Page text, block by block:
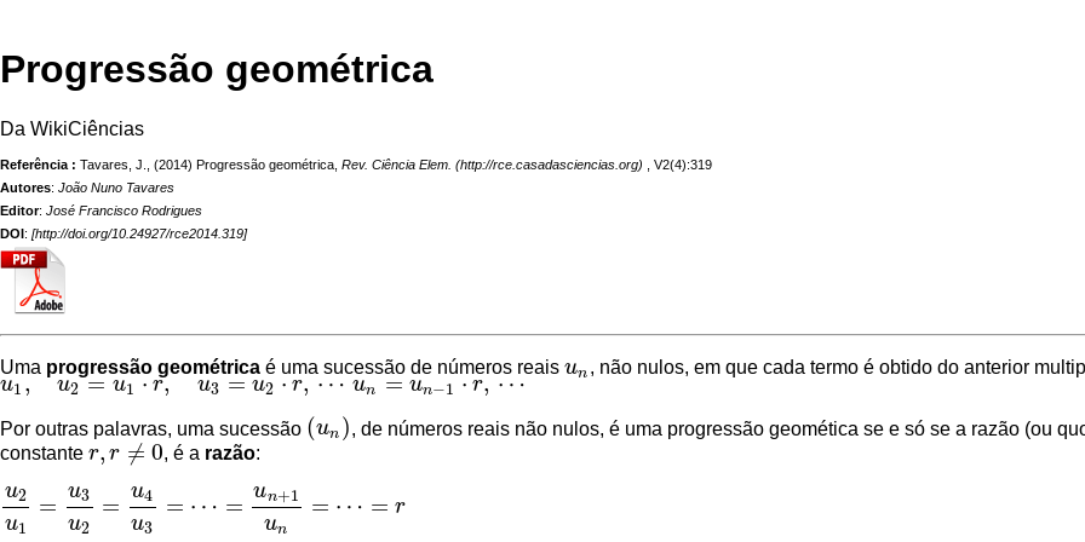
Progressão geométrica
Da WikiCiências
Referência : Tavares, J., (2014) Progressão geométrica, Rev. Ciência Elem.
, V2(4):319
Autores: João Nuno Tavares
Editor: José Francisco Rodrigues
DOI: [http://doi.org/10.24927/rce2014.319]
Uma progressão geométrica é uma sucessão de números reais un
un , não nulos, em que cada termo é obtido do anterior
u1, u2 = u1 ⋅ r, u3 = u2 ⋅ r, ⋯ un = un−1 ⋅ r, ⋯
u1 ,u =u1 r,u 3=u 2 ⋅r,⋯ n= un− 1⋅r ⋯
Por outras palavras, uma sucessão (un )
(un)
, de números reais não nulos, é uma progressão geomética se e só se a razão (ou
constante r, r ≠ 0
r,r ≠0 , é a razão:
u2
u1
=
u3
u2
=
u4
u3
= ⋯ =
un+1
un
= ⋯ = r
u2u 1=u 3u2 =u 4u3= ⋯ =un+ 1u n=⋯=r